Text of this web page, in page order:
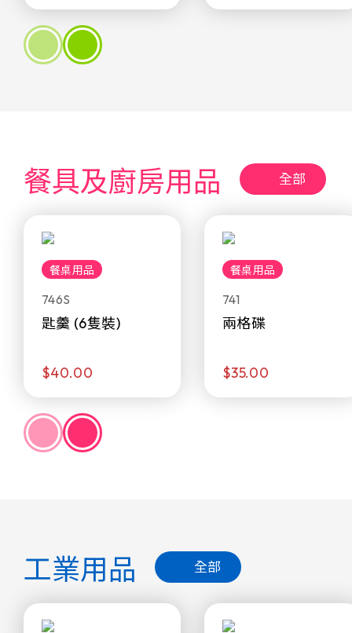
餐具及廚房用品 全部
餐桌用品
746S
匙羹 (6隻裝)
$40.00
餐桌用品
741
兩格碟
$35.00
工業用品 全部